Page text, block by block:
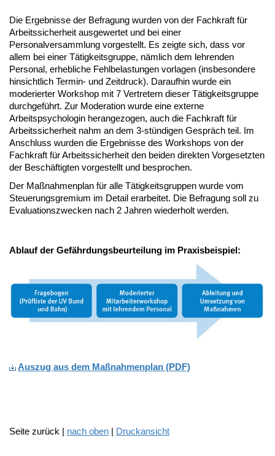
Die Ergebnisse der Befragung wurden von der Fachkraft für
Arbeitssicherheit ausgewertet und bei einer
Personalversammlung vorgestellt. Es zeigte sich, dass vor
allem bei einer Tätigkeitsgruppe, nämlich dem lehrenden
Personal, erhebliche Fehlbelastungen vorlagen (insbesondere
hinsichtlich Termin- und Zeitdruck). Daraufhin wurde ein
moderierter Workshop mit 7 Vertretern dieser Tätigkeitsgruppe
durchgeführt. Zur Moderation wurde eine externe
Arbeitspsychologin herangezogen, auch die Fachkraft für
Arbeitssicherheit nahm an dem 3-stündigen Gespräch teil. Im
Anschluss wurden die Ergebnisse des Workshops von der
Fachkraft für Arbeitssicherheit den beiden direkten Vorgesetzten
der Beschäftigten vorgestellt und besprochen.
Der Maßnahmenplan für alle Tätigkeitsgruppen wurde vom
Steuerungsgremium im Detail erarbeitet. Die Befragung soll zu
Evaluationszwecken nach 2 Jahren wiederholt werden.
Ablauf der Gefährdungsbeurteilung im Praxisbeispiel:
Auszug aus dem Maßnahmenplan (PDF)
Seite zurück | nach oben | Druckansicht